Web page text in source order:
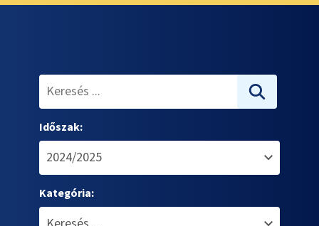
Időszak:
Kategória: